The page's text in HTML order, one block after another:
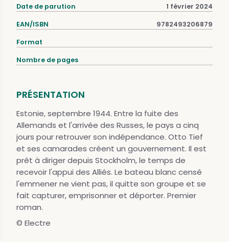
Date de parution 1 février 2024
EAN/ISBN 9782493206879
Format
Nombre de pages
PRÉSENTATION
Estonie, septembre 1944. Entre la fuite des
Allemands et l'arrivée des Russes, le pays a cinq
jours pour retrouver son indépendance. Otto Tief
et ses camarades créent un gouvernement. Il est
prêt à diriger depuis Stockholm, le temps de
recevoir l'appui des Alliés. Le bateau blanc censé
l'emmener ne vient pas, il quitte son groupe et se
fait capturer, emprisonner et déporter. Premier
roman.
© Electre